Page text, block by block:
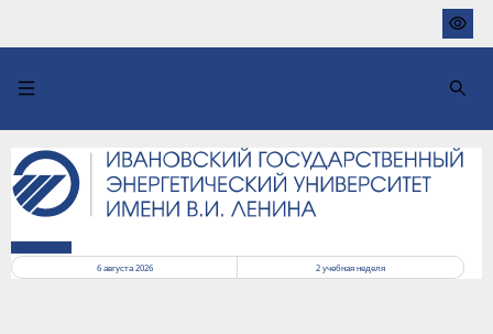
основному
6 августа 2026
2учебная неделя